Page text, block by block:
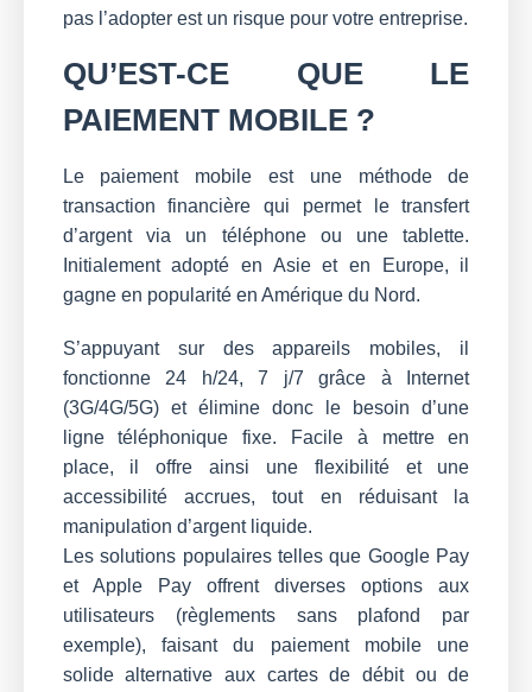
pas l’adopter est un risque pour votre entreprise.
QU’EST-CE QUE LE
PAIEMENT MOBILE ?
Le paiement mobile est une méthode de
transaction financière qui permet le transfert
d’argent via un téléphone ou une tablette.
Initialement adopté en Asie et en Europe, il
gagne en popularité en Amérique du Nord.
S’appuyant sur des appareils mobiles, il
fonctionne 24 h/24, 7 j/7 grâce à Internet
(3G/4G/5G) et élimine donc le besoin d’une
ligne téléphonique fixe. Facile à mettre en
place, il offre ainsi une flexibilité et une
accessibilité accrues, tout en réduisant la
manipulation d’argent liquide.
Les solutions populaires telles que Google Pay
et Apple Pay offrent diverses options aux
utilisateurs (règlements sans plafond par
exemple), faisant du paiement mobile une
solide alternative aux cartes de débit ou de